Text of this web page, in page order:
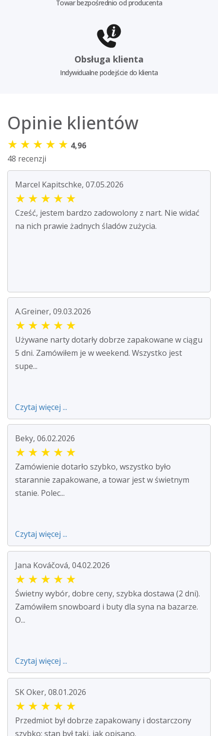
Towar bezpośrednio od producenta
Obsługa klienta
Indywidualne podejście do klienta
Opinie klientów
★ ★ ★ ★ ★ 4,96
48 recenzji
Marcel Kapitschke, 07.05.2026
★ ★ ★ ★ ★
Cześć, jestem bardzo zadowolony z nart. Nie widać
na nich prawie żadnych śladów zużycia.
A.Greiner, 09.03.2026
★ ★ ★ ★ ★
Używane narty dotarły dobrze zapakowane w ciągu
5 dni. Zamówiłem je w weekend. Wszystko jest
supe...
Czytaj więcej ...
Beky, 06.02.2026
★ ★ ★ ★ ★
Zamówienie dotarło szybko, wszystko było
starannie zapakowane, a towar jest w świetnym
stanie. Polec...
Czytaj więcej ...
Jana Kováčová, 04.02.2026
★ ★ ★ ★ ★
Świetny wybór, dobre ceny, szybka dostawa (2 dni).
Zamówiłem snowboard i buty dla syna na bazarze.
O...
Czytaj więcej ...
SK Oker, 08.01.2026
★ ★ ★ ★ ★
Przedmiot był dobrze zapakowany i dostarczony
szybko; stan był taki, jak opisano.